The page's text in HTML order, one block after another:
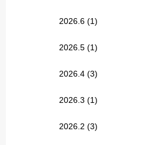
2026.6 (1)
2026.5 (1)
2026.4 (3)
2026.3 (1)
2026.2 (3)